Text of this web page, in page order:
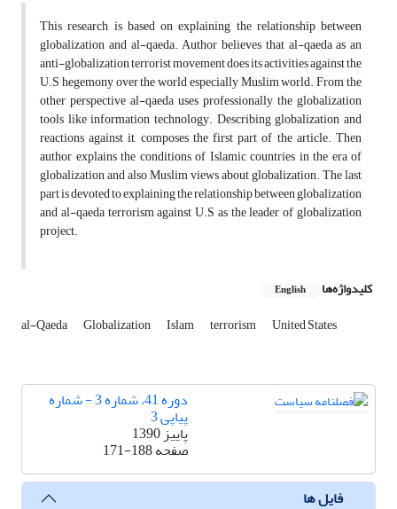
This research is based on explaining the relationship between
globalization and al-qaeda. Author believes that al-qaeda as an
anti-globalization terrorist movement does its activities against the
U.S hegemony over the world especially Muslim world. From the
other perspective al-qaeda uses professionally the globalization
tools like information technology. Describing globalization and
reactions against it, composes the first part of the article. Then
author explains the conditions of Islamic countries in the era of
globalization and also Muslim views about globalization. The last
part is devoted to explaining the relationship between globalization
and al-qaeda terrorism against U.S as the leader of globalization
project.
کلیدواژه‌ها English
al-Qaeda Globalization Islam terrorism United States
دوره 41، شماره 3 - شماره
پیاپی 3
پاییز 1390
صفحه171-188
فایل ها